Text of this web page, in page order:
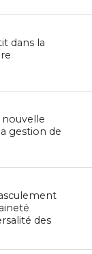
dans la
nouvelle
gestion de
des